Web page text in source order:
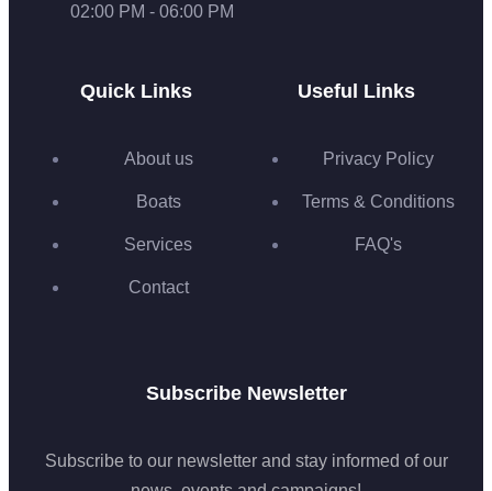
02:00 PM - 06:00 PM
Quick Links
About us
Boats
Services
Contact
Useful Links
Privacy Policy
Terms & Conditions
FAQ's
Subscribe Newsletter
Subscribe to our newsletter and stay informed of our